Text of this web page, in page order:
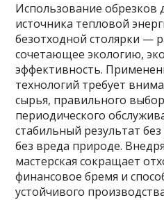
Использование обрезков
источника тепловой
безотходной столярки —
сочетающее экологию,
эффективность.
технологий требует
сырья, правильного
периодического
стабильный результат
без вреда природе.
мастерская сокращает
финансовое бремя и
устойчивого